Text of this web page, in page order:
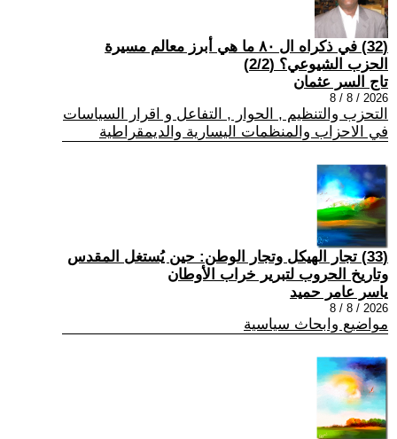
(32) في ذكراه ال ٨٠ ما هي أبرز معالم مسيرة
الحزب الشيوعي؟ (2/2)
تاج السر عثمان
2026 / 8 / 8
التحزب والتنظيم , الحوار , التفاعل و اقرار السياسات
في الاحزاب والمنظمات اليسارية والديمقراطية
(33) تجار الهيكل وتجار الوطن: حين يُستغل المقدس
وتاريخ الحروب لتبرير خراب الأوطان
ياسر عامر حميد
2026 / 8 / 8
مواضيع وابحاث سياسية